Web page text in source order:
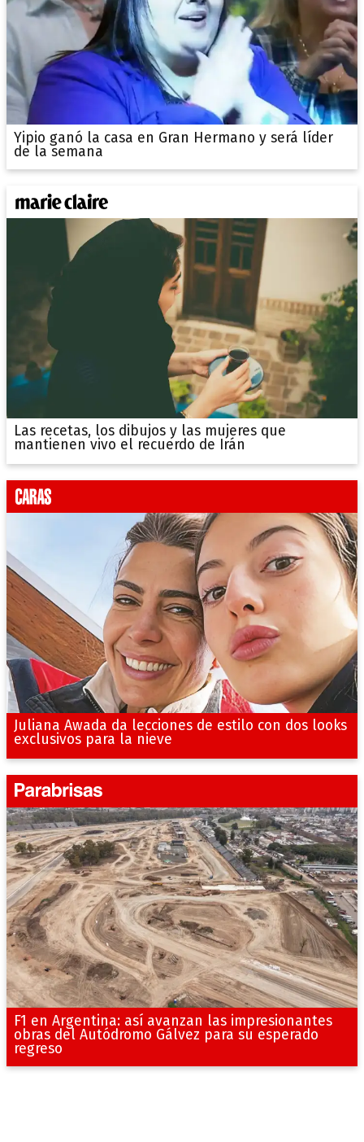
Yipio ganó la casa en Gran Hermano y será líder
de la semana
Las recetas, los dibujos y las mujeres que
mantienen vivo el recuerdo de Irán
Juliana Awada da lecciones de estilo con dos looks
exclusivos para la nieve
F1 en Argentina: así avanzan las impresionantes
obras del Autódromo Gálvez para su esperado
regreso